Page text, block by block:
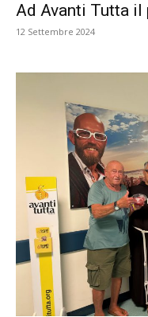
Ad Avanti Tutta il
12 Settembre 2024